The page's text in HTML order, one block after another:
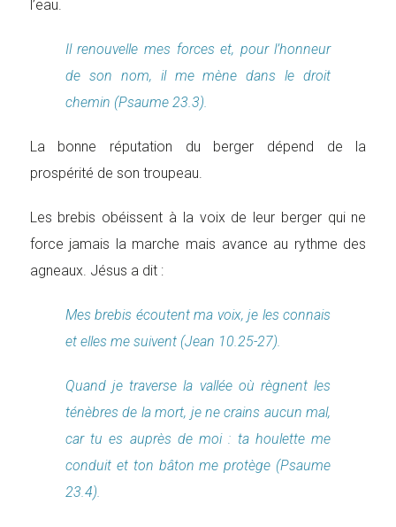
l’eau.
Il renouvelle mes forces et, pour l’honneur
de son nom, il me mène dans le droit
chemin (Psaume 23.3).
La bonne réputation du berger dépend de la
prospérité de son troupeau.
Les brebis obéissent à la voix de leur berger qui ne
force jamais la marche mais avance au rythme des
agneaux. Jésus a dit :
Mes brebis écoutent ma voix, je les connais
et elles me suivent (Jean 10.25-27).
Quand je traverse la vallée où règnent les
ténèbres de la mort, je ne crains aucun mal,
car tu es auprès de moi : ta houlette me
conduit et ton bâton me protège (Psaume
23.4).